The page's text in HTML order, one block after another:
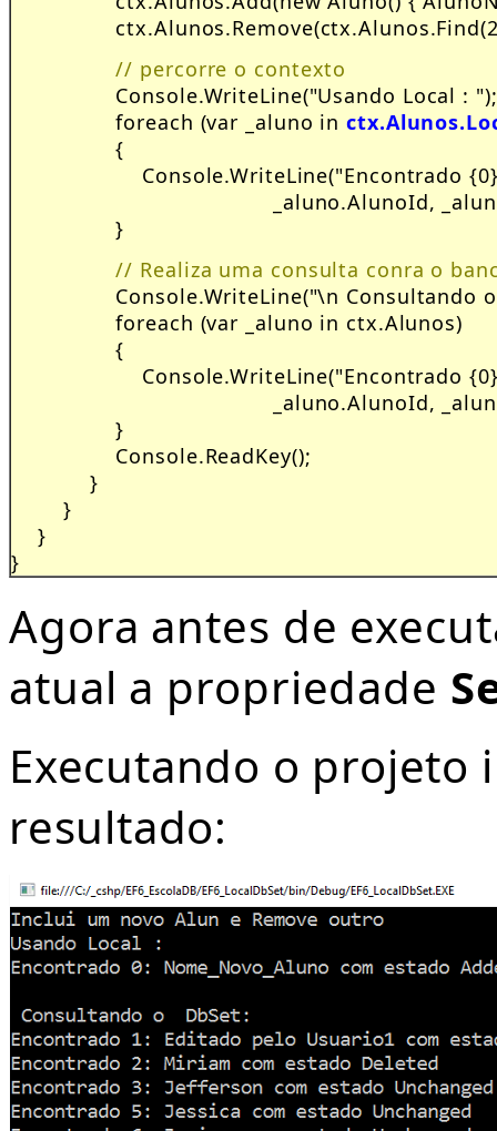
// percorre o contexto
                Console.WriteLine("Usando Local : ");
                foreach (var _aluno in
                {
Console.WriteLine("Encontrado
                }
// Realiza uma consulta conra o
Console.WriteLine("\n Consultando
                foreach (var _aluno in ctx.Alunos)
                {
Console.WriteLine("Encontrado
                }
                Console.ReadKey();
            }
        }
    }
}
Agora antes de
atual a propriedade
Executando o
resultado: